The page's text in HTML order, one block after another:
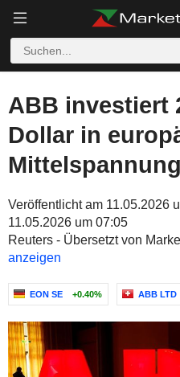
ABB investiert
Dollar in
Veröffentlicht am 11.05.2026
11.05.2026 um 07:05
Reuters - Übersetzt von
anzeigen
EON SE +0.40% ABB LTD